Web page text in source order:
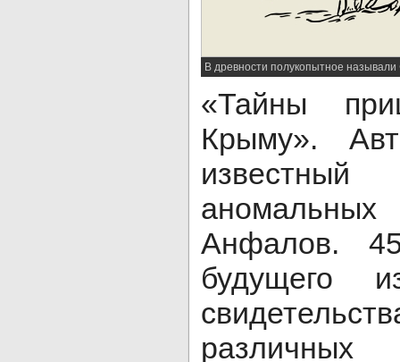
В древности полукопытное
«Тайны
Крыму».
Анфалов.
будущего